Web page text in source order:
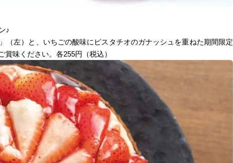
♪
（左）と、いちごの酸味にピスタチオのガナッシュを重ねた期間限定
賞味ください。各255円（税込）